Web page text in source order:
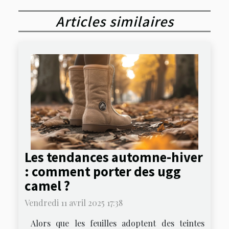
Articles similaires
Les tendances automne-hiver
: comment porter des ugg
camel ?
Vendredi 11 avril 2025 17:38
Alors que les feuilles adoptent des teintes